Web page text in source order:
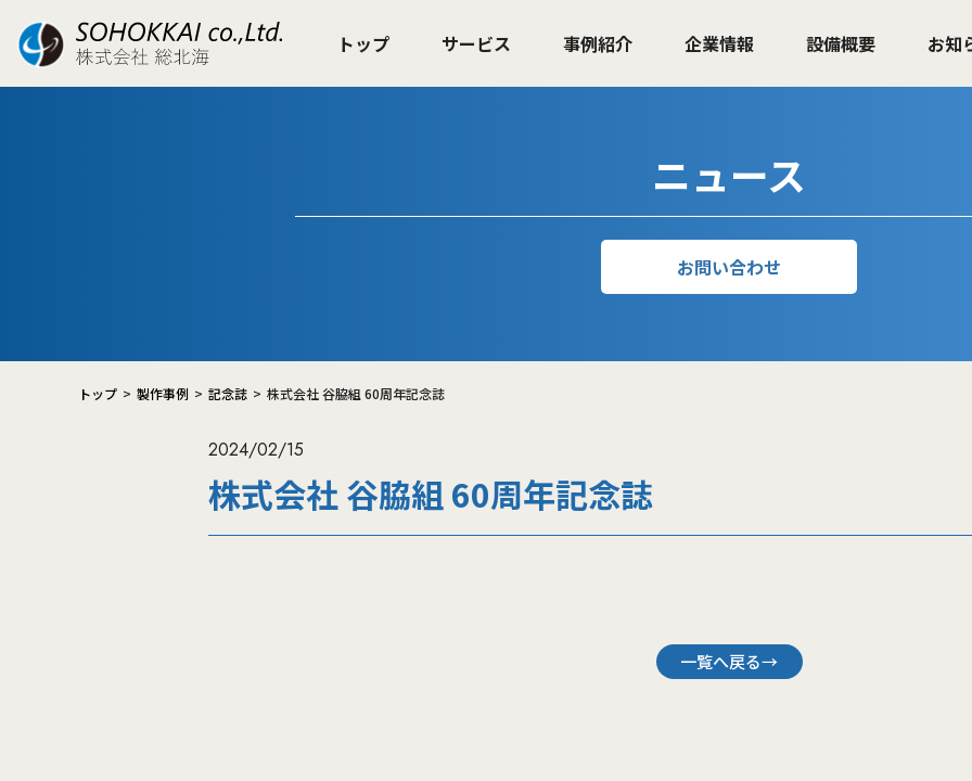
トップ サービス 事例紹介 企業情報 設備概要 お知
ニュース
お問い合わせ
トップ 製作事例 記念誌 株式会社 谷脇組 60周年記念誌
2024/02/15
株式会社 谷脇組 60周年記念誌
一覧へ戻る→